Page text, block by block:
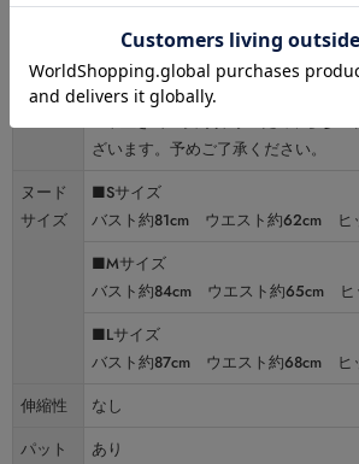
バスト約83cm ウエスト約72cm ヒ
101cm
ざいます。予めご了承ください。
ヌード
サイズ
■Sサイズ
バスト約81cm ウエスト約62cm ヒ
■Mサイズ
バスト約84cm ウエスト約65cm ヒ
■Lサイズ
バスト約87cm ウエスト約68cm ヒ
伸縮性
なし
パット
あり